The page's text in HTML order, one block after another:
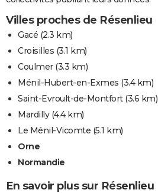
Villes proches de Résenlieu
Gacé (2.3 km)
Croisilles (3.1 km)
Coulmer(3.3 km)
Ménil-Hubert-en-Exmes (3.4 km)
Saint-Evroult-de-Montfort(3.6 km)
Mardilly(4.4 km)
Le Ménil-Vicomte (5.1 km)
Orne
Normandie
En savoir plus sur Résenlieu